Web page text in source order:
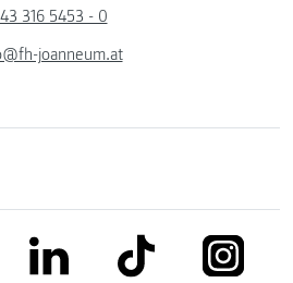
316 5453 - 0
joanneum.at
to youtubelink to linkedinlink to tiktok